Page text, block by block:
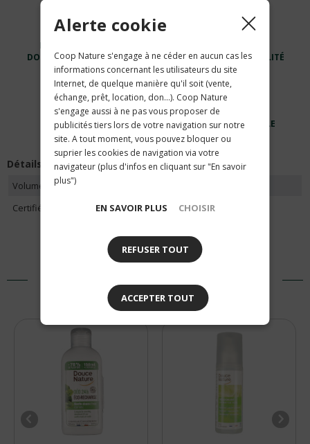
LIVRAISON À VOTRE
DOMICILE OU AU TRAVAIL
BIOLOGIQUES DE QUALITÉ
LA COOP NATURE
EST CERTIFIÉE
PRODUCTION LOCALE
PRIVILÉGIÉE
Détails
Volume ml
Certifié NATRUE
1
PRODUITS SIMILAIRES
Alerte cookie
Coop Nature s'engage à ne céder en aucun cas les
informations concernant les utilisateurs du site
Internet, de quelque manière qu'il soit (vente,
échange, prêt, location, don...). Coop Nature
s'engage aussi à ne pas vous proposer de
publicités tiers lors de votre navigation sur notre
site. A tout moment, vous pouvez bloquer ou
suprier les cookies de navigation via votre
navigateur (plus d'infos en cliquant sur "En savoir
plus")
EN SAVOIR PLUS CHOISIR
REFUSER TOUT
ACCEPTER TOUT